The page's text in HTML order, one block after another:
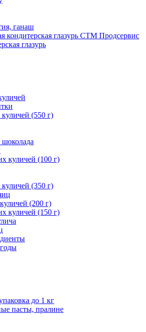
ганаш
кондитерская глазурь СТМ Продсервис
глазурь
(550 г)
куличей (100 г)
(350 г)
(200 г)
куличей (150 г)
до 1 кг
пасты, пралине